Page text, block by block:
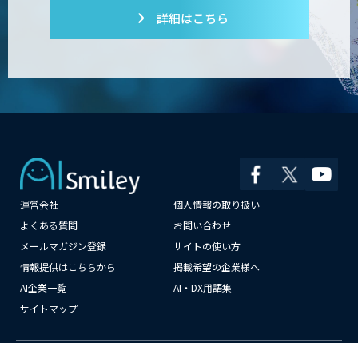
詳細はこちら
運営会社
個人情報の取り扱い
よくある質問
お問い合わせ
メールマガジン登録
サイトの使い方
情報提供はこちらから
掲載希望の企業様へ
AI企業一覧
AI・DX用語集
サイトマップ